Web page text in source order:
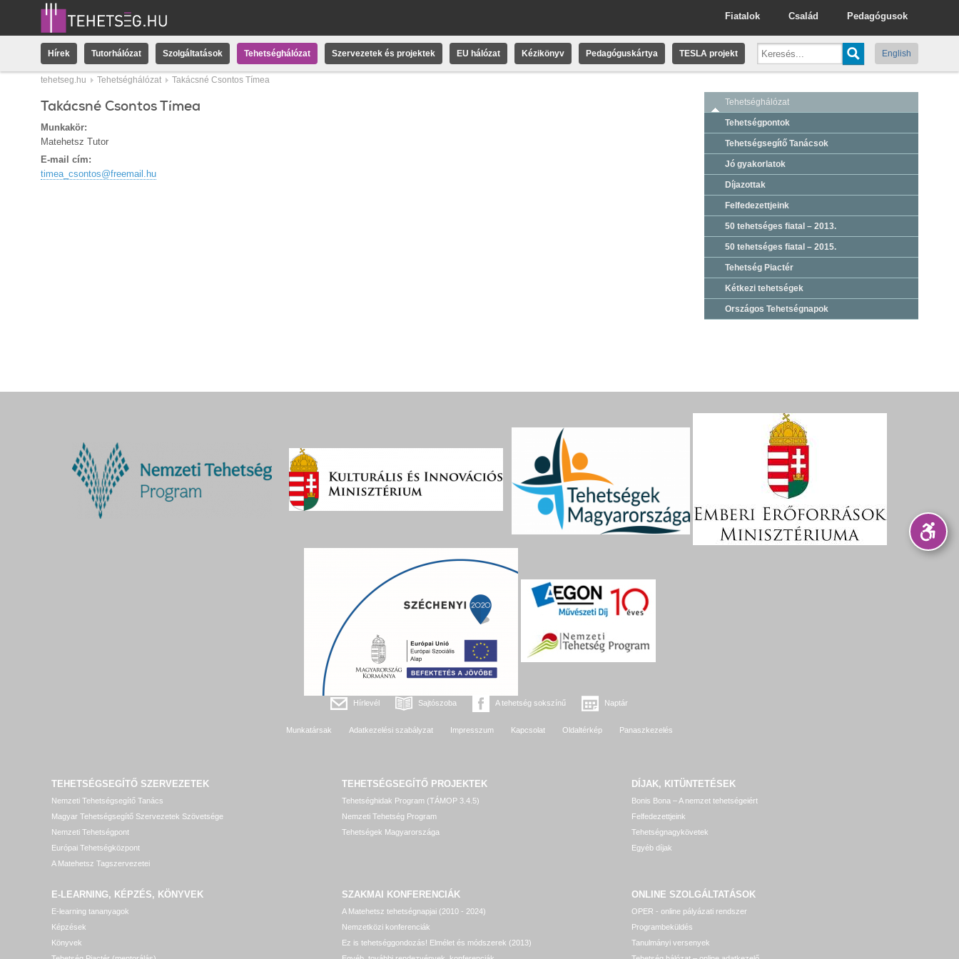
Pedagógusok
Család
Fiatalok
Hírek Tutorhálózat Szolgáltatások Tehetséghálózat Szervezetek és projektek EU hálózat Kézikönyv Pedagóguskártya TESLA projekt English
tehetseg.hu Tehetséghálózat Takácsné Csontos Tímea
Takácsné Csontos Tímea
Munkakör:
Matehetsz Tutor
E-mail cím:
timea_csontos@freemail.hu
Tehetséghálózat
Tehetségpontok
Tehetségsegítő Tanácsok
Jó gyakorlatok
Díjazottak
Felfedezettjeink
50 tehetséges fiatal – 2013.
50 tehetséges fiatal – 2015.
Tehetség Piactér
Kétkezi tehetségek
Országos Tehetségnapok
Hírlevél Sajtószoba A tehetség sokszínű Naptár
Munkatársak Adatkezelési szabályzat Impresszum Kapcsolat Oldaltérkép Panaszkezelés
TEHETSÉGSEGÍTŐ SZERVEZETEK
Nemzeti Tehetségsegítő Tanács
Magyar Tehetségsegítő Szervezetek Szövetsége
Nemzeti Tehetségpont
Európai Tehetségközpont
A Matehetsz Tagszervezetei
TEHETSÉGSEGÍTŐ PROJEKTEK
Tehetséghidak Program (TÁMOP 3.4.5)
Nemzeti Tehetség Program
Tehetségek Magyarországa
DÍJAK, KITÜNTETÉSEK
Bonis Bona – A nemzet tehetségeiért
Felfedezettjeink
Tehetségnagykövetek
Egyéb díjak
E-LEARNING, KÉPZÉS, KÖNYVEK
E-learning tananyagok
Képzések
Könyvek
SZAKMAI KONFERENCIÁK
A Matehetsz tehetségnapjai (2010 - 2024)
Nemzetközi konferenciák
Ez is tehetséggondozás! Elmélet és módszerek (2013)
ONLINE SZOLGÁLTATÁSOK
OPER - online pályázati rendszer
Programbeküldés
Tanulmányi versenyek